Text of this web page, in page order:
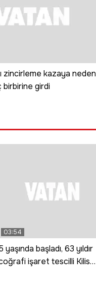
zincirleme kazaya neden
birbirine girdi
03:54
yaşında başladı, 63 yıldır
işaret tescilli Kilis